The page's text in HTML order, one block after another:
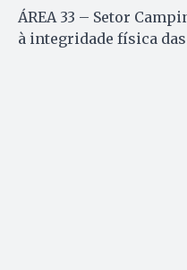
ÁREA 33 – Setor
à integridade física